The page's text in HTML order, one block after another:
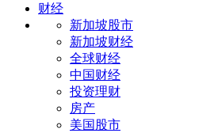
财经
新加坡股市
新加坡财经
全球财经
中国财经
投资理财
房产
美国股市